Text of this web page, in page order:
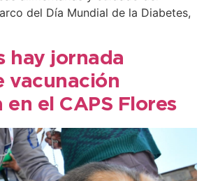
del Día Mundial de la Diabetes,
hay jornada
vacunación
el CAPS Flores